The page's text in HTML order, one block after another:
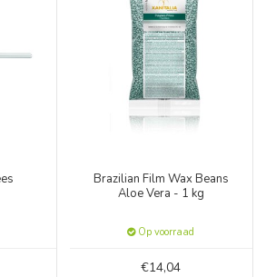
Brazilian Film Wax Beans
Aloe Vera - 1 kg
Op voorraad
€14,04